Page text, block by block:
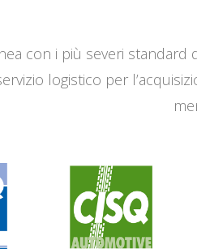
con i più severi
logistico per